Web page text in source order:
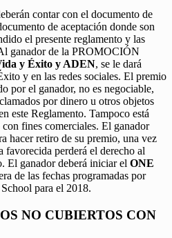
contar con el documento de
de aceptación donde son
el presente reglamento y las
ganador de la PROMOCIÓN
y Éxito y ADEN, se le dará
y en las redes sociales. El premio
por el ganador, no es negociable,
por dinero u otros objetos
este Reglamento. Tampoco está
fines comerciales. El ganador
hacer retiro de su premio, una vez
favorecida perderá el derecho al
El ganador deberá iniciar el ONE
de las fechas programadas por
para el 2018.
NO CUBIERTOS CON